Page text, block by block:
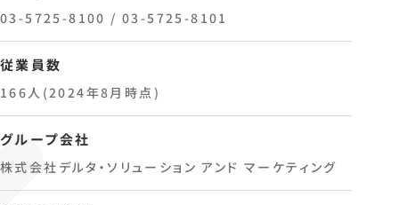
03-5725-8100 / 03-5725-8101
従業員数
166人(2024年8月時点)
グループ会社
株式会社デルタ・ソリューション アンド マーケティング